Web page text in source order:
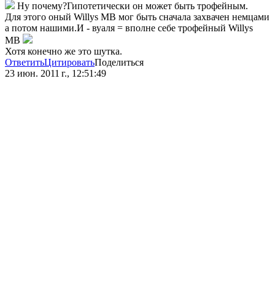
Ну почему?Гипотетически он может быть трофейным.
Для этого оный Willys MB мог быть сначала захвачен немцами
а потом нашими.И - вуаля = вполне себе трофейный Willys
MB
Хотя конечно же это шутка.
ОтветитьЦитироватьПоделиться
23 июн. 2011 г., 12:51:49